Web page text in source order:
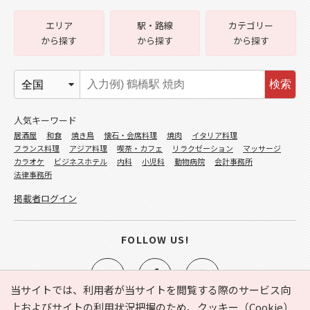
当サイトでは、利用者が当サイトを閲覧する際のサービス向
上およびサイトの利用状況把握のため、クッキー（Cookie）
エリア
から探す
駅・路線
から探す
カテゴリー
から探す
検索
人気キーワード
居酒屋 和食 焼き鳥 懐石・会席料理 焼肉
イタリア料理
フランス料理
アジア料理 喫茶・カフェ リラクゼーション
マッサージ
カラオケ
ビジネスホテル 内科 小児科 動物病院
会計事務所
法律事務所
掲載者ログイン
FOLLOW US!